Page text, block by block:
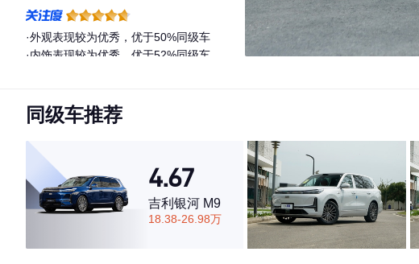
·外观表现较为优秀，优于50%同级车
·内饰表现较为优秀，优于52%同级车
同级车推荐
4.67
吉利银河 M9
18.38-26.98万